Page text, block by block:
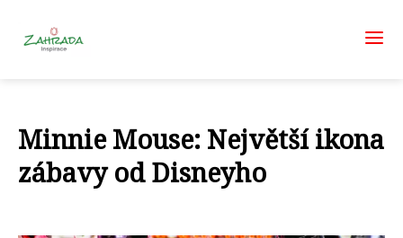
Minnie Mouse: Největší ikona
zábavy od Disneyho